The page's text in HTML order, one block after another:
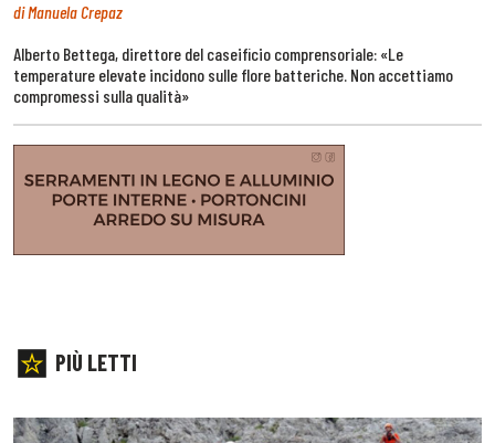
di Manuela Crepaz
Alberto Bettega, direttore del caseificio comprensoriale: «Le
temperature elevate incidono sulle flore batteriche. Non accettiamo
compromessi sulla qualità»
PIÙ LETTI